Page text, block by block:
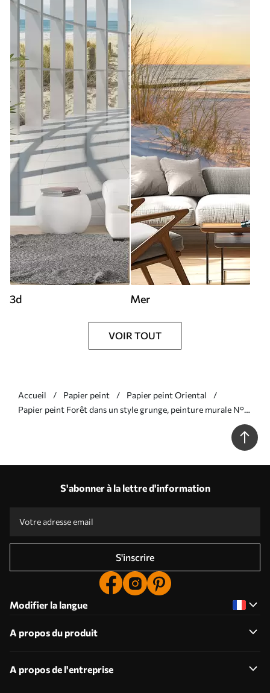
3d Mer
VOIR TOUT
Accueil Papier peint
Papier peint Oriental
Papier peint Forêt dans un style grunge, peinture murale N°
S'abonner à la lettre d'information
S'inscrire
Modifier la langue
A propos du produit
A propos de l'entreprise